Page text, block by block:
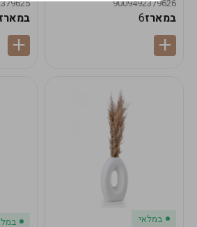
9009492379626
במארז6 במארז
במלאי